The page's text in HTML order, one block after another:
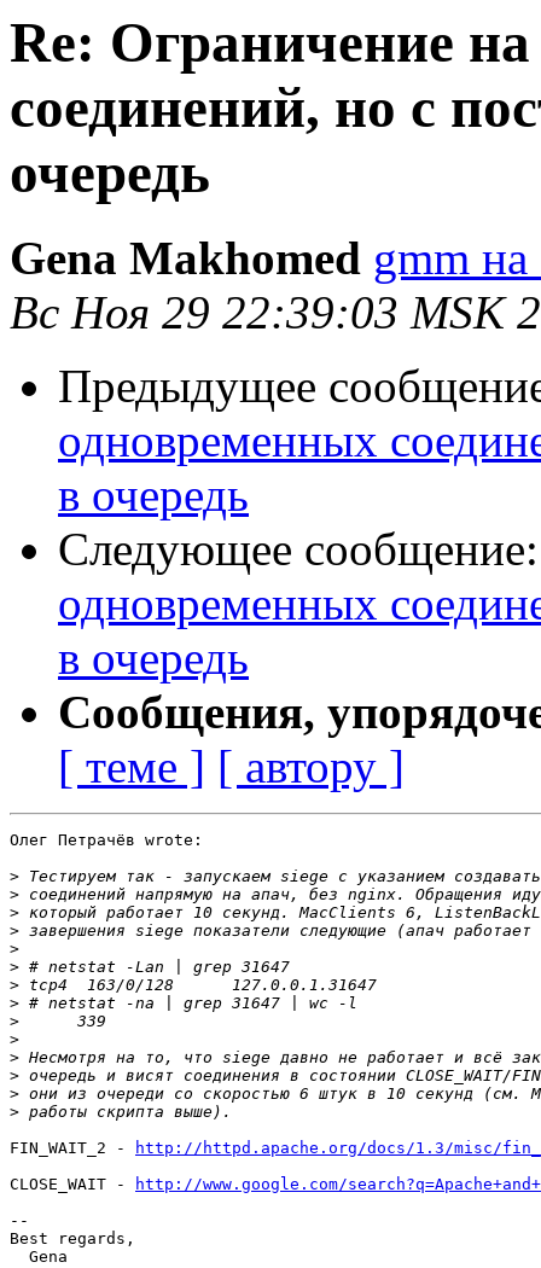
Re: Ограничение
соединений, но с
очередь
Gena Makhomed gmm на
Вс Ноя 29 22:39:03 MSK
Предыдущее
одновременных
в очередь
Следующее
одновременных
в очередь
Сообщения,
[ теме ] [ автору ]
Олег Петрачёв wrote:
>
>
>
>
>
>
>
>
>
>
>
>
>
>
FIN_WAIT_2 -
http://httpd.apache.org/docs/1.3/misc/
CLOSE_WAIT -
http://www.google.com/
--
Best regards,
  Gena